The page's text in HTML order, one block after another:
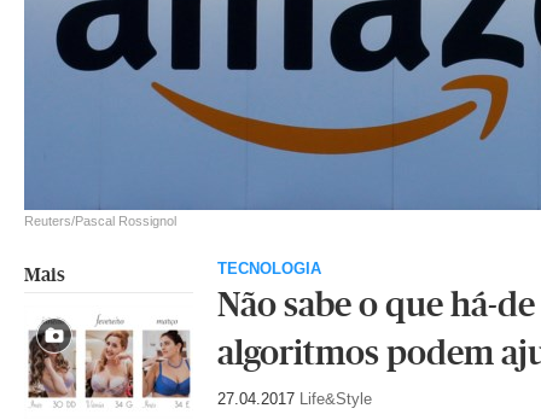
Reuters/Pascal Rossignol
TECNOLOGIA
Não sabe o que há-
algoritmos podem
27.04.2017 Life&Style
Mais